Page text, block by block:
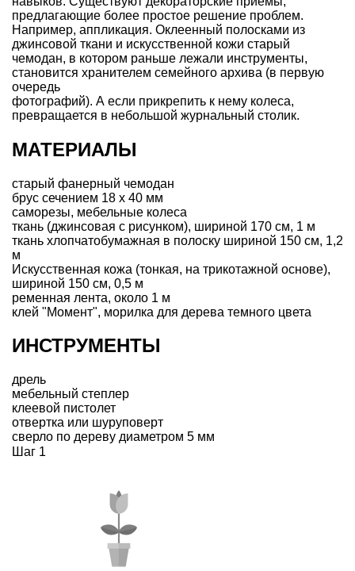
предлагающие более простое решение проблем.
Например, аппликация. Оклеенный полосками из
джинсовой ткани и искусственной кожи старый
чемодан, в котором раньше лежали инструменты,
становится хранителем семейного архива (в первую
очередь
фотографий). А если прикрепить к нему колеса,
превращается в небольшой журнальный столик.
МАТЕРИАЛЫ
старый фанерный чемодан
брус сечением 18 х 40 мм
саморезы, мебельные колеса
ткань (джинсовая с рисунком), шириной 170 см, 1 м
ткань хлопчатобумажная в полоску шириной 150 см, 1,2
м
Искусственная кожа (тонкая, на трикотажной основе),
шириной 150 см, 0,5 м
ременная лента, около 1 м
клей "Момент", морилка для дерева темного цвета
ИНСТРУМЕНТЫ
дрель
мебельный степлер
клеевой пистолет
отвертка или шуруповерт
сверло по дереву диаметром 5 мм
Шаг 1